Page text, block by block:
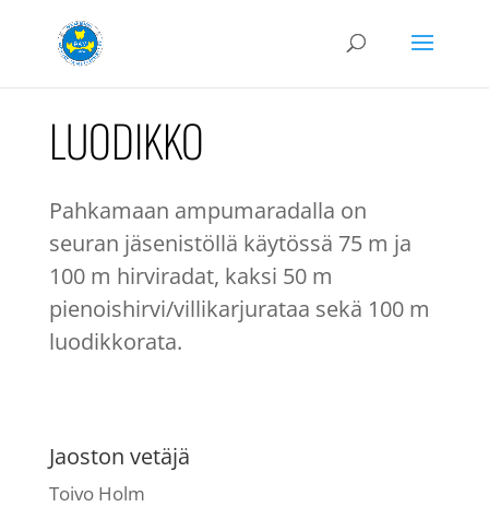
LUODIKKO
Pahkamaan ampumaradalla on
seuran jäsenistöllä käytössä 75 m ja
100 m hirviradat, kaksi 50 m
pienoishirvi/villikarjurataa sekä 100 m
luodikkorata.
Jaoston vetäjä
Toivo Holm